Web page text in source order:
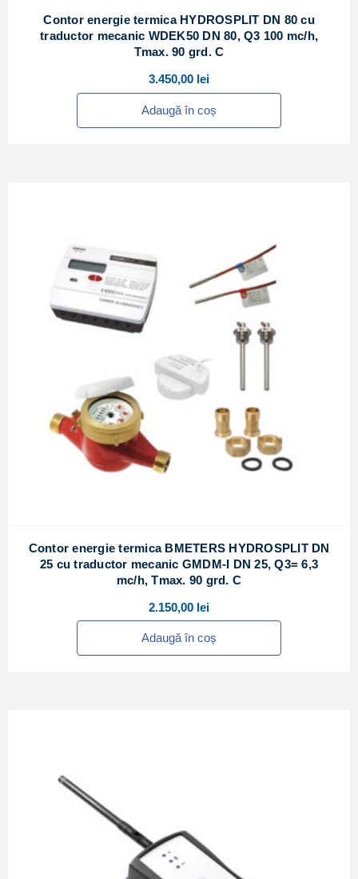
Contor energie termica HYDROSPLIT DN 80 cu
traductor mecanic WDEK50 DN 80, Q3 100 mc/h,
Tmax. 90 grd. C
3.450,00 lei
Adaugă în coș
Contor energie termica BMETERS HYDROSPLIT DN
25 cu traductor mecanic GMDM-I DN 25, Q3= 6,3
mc/h, Tmax. 90 grd. C
2.150,00 lei
Adaugă în coș